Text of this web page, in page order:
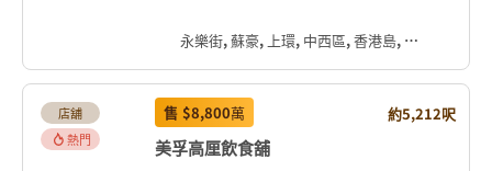
永樂街, 蘇豪, 上環, 中西區, 香港島, 香港, 中国
店舖
熱門
售 $8,800萬 約5,212呎
美孚高厘飲食舖